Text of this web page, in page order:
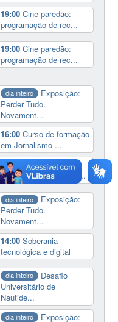
19:00Cine paredão:
programação de rec...
19:00Cine paredão:
programação de rec...
dia inteiro
Exposição:
Perder Tudo.
Novament...
16:00Curso de formação
em Jornalismo ...
19:00
Aula Magna do
IELA: Homenagem ao...
dia inteiro
Exposição:
Perder Tudo.
Novament...
14:00Soberania
tecnológica e digital
dia inteiro
Desafio
Universitário de
Nautide...
dia inteiro
Exposição: